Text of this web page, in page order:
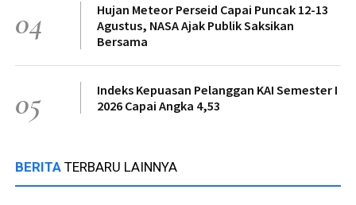
04
Hujan Meteor Perseid Capai Puncak 12-13
Agustus, NASA Ajak Publik Saksikan
Bersama
05
Indeks Kepuasan Pelanggan KAI Semester I
2026 Capai Angka 4,53
BERITA TERBARU LAINNYA